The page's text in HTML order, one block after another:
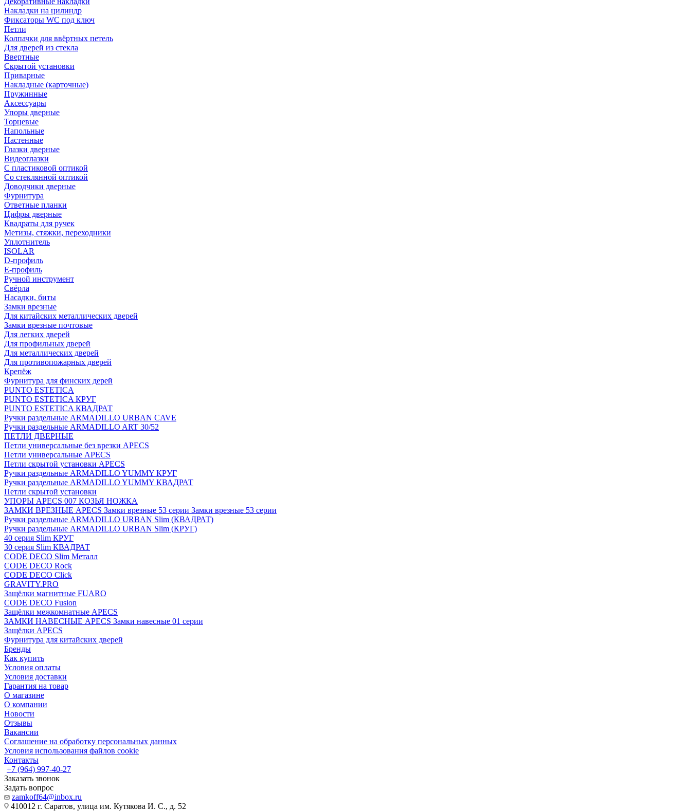
Накладки на цилиндр
Фиксаторы WC под ключ
Петли
Колпачки для ввёртных петель
Для дверей из стекла
Ввертные
Скрытой установки
Приварные
Накладные (карточные)
Пружинные
Аксессуары
Упоры дверные
Торцевые
Напольные
Настенные
Глазки дверные
Видеоглазки
С пластиковой оптикой
Со стеклянной оптикой
Доводчики дверные
Фурнитура
Ответные планки
Цифры дверные
Квадраты для ручек
Метизы, стяжки, переходники
Уплотнитель
ISOLAR
D-профиль
Е-профиль
Ручной инструмент
Свёрла
Насадки, биты
Замки врезные
Для китайских металлических дверей
Замки врезные почтовые
Для легких дверей
Для профильных дверей
Для металлических дверей
Для противопожарных дверей
Крепёж
Фурнитура для финских дерей
PUNTO ESTETICA
PUNTO ESTETICA КРУГ
PUNTO ESTETICA КВАДРАТ
Ручки раздельные ARMADILLO URBAN CAVE
Ручки раздельные ARMADILLO ART 30/52
ПЕТЛИ ДВЕРНЫЕ
Петли универсальные без врезки APECS
Петли универсальные APECS
Петли скрытой установки APECS
Ручки раздельные ARMADILLO YUMMY КРУГ
Ручки раздельные ARMADILLO YUMMY КВАДРАТ
Петли скрытой установки
УПОРЫ APECS 007 КОЗЬЯ НОЖКА
ЗАМКИ ВРЕЗНЫЕ APECS Замки врезные 53 серии Замки врезные 53 серии
Ручки раздельные ARMADILLO URBAN Slim (КВАДРАТ)
Ручки раздельные ARMADILLO URBAN Slim (КРУГ)
40 серия Slim КРУГ
30 серия Slim КВАДРАТ
CODE DECO Slim Металл
CODE DECO Rock
CODE DECO Click
GRAVITY.PRO
Защёлки магнитные FUARO
CODE DECO Fusion
Защёлки межкомнатные APECS
ЗАМКИ НАВЕСНЫЕ APECS Замки навесные 01 серии
Защёлки APECS
Фурнитура для китайских дверей
Бренды
Как купить
Условия оплаты
Условия доставки
Гарантия на товар
О магазине
О компании
Новости
Отзывы
Вакансии
Соглашение на обработку персональных данных
Условия использования файлов cookie
Контакты
+7 (964) 997-40-27
Заказать звонок
Задать вопрос
zamkoff64@inbox.ru
410012 г. Саратов, улица им. Кутякова И. С., д. 52